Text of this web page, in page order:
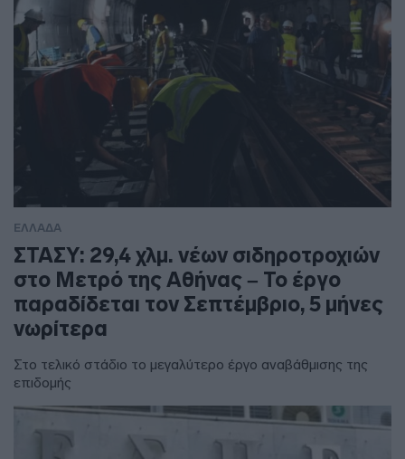
ΕΛΛΑΔΑ
ΣΤΑΣΥ: 29,4 χλμ. νέων σιδηροτροχιών
στο Μετρό της Αθήνας – Το έργο
παραδίδεται τον Σεπτέμβριο, 5 μήνες
νωρίτερα
Στο τελικό στάδιο το μεγαλύτερο έργο αναβάθμισης της
επιδομής